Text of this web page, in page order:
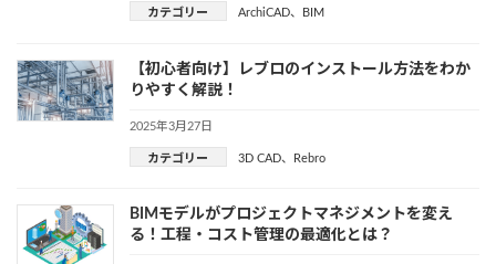
カテゴリー ArchiCAD、 BIM
【初心者向け】レブロのインストール方法をわか
りやすく解説！
2025年3月27日
カテゴリー 3D CAD、 Rebro
BIMモデルがプロジェクトマネジメントを変え
る！工程・コスト管理の最適化とは？